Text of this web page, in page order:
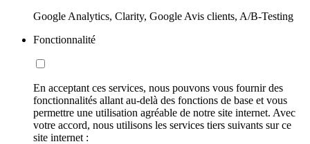
Google Analytics, Clarity, Google Avis clients, A/B-Testing
Fonctionnalité
En acceptant ces services, nous pouvons vous fournir des
fonctionnalités allant au-delà des fonctions de base et vous
permettre une utilisation agréable de notre site internet. Avec
votre accord, nous utilisons les services tiers suivants sur ce
site internet :